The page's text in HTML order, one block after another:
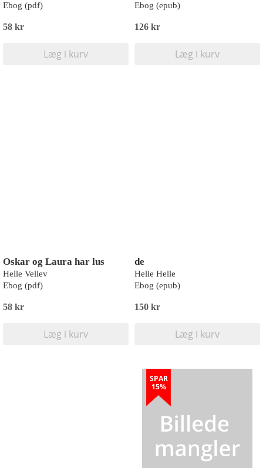
Ebog (pdf)
58 kr
Læg i kurv
Ebog (epub)
126 kr
Læg i kurv
Oskar og Laura har lus
Helle Vellev
Ebog (pdf)
58 kr
Læg i kurv
de
Helle Helle
Ebog (epub)
150 kr
Læg i kurv
SPAR
15%